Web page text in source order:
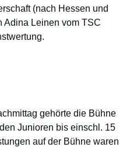
(nach Hessen und
Adina Leinen vom TSC
gehörte die Bühne
Junioren bis einschl. 15
auf der Bühne waren